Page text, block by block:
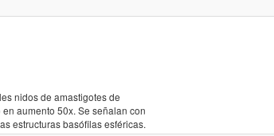
nidos de amastigotes de
aumento 50x. Se señalan con
estructuras basófilas esféricas.